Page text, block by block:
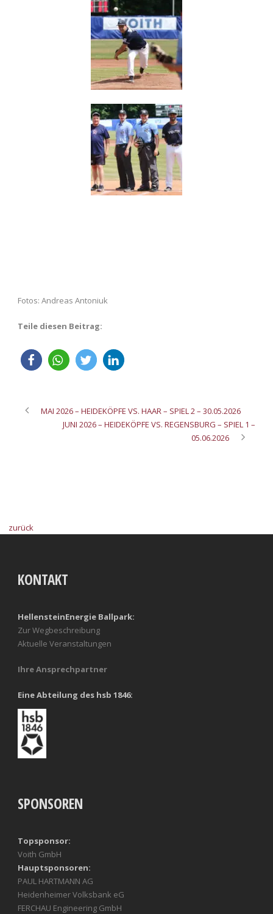
Fotos: Andreas Antoniuk
Teile diesen Beitrag:
MAI 2026 – HEIDEKÖPFE VS. HAAR – SPIEL 2 – 30.05.2026
JUNI 2026 – HEIDEKÖPFE VS. REGENSBURG – SPIEL 1 –
05.06.2026
zurück
KONTAKT
HellensteinEnergie Ballpark:
Zur Wegbeschreibung
Aktuelle Veranstaltungen
Ihre Ansprechpartner
Eine Abteilung des hsb 1846:
SPONSOREN
Topsponsor:
Voith GmbH
Hauptsponsoren:
PAUL HARTMANN AG
Heidenheimer Volksbank eG
FERCHAU Engineering GmbH